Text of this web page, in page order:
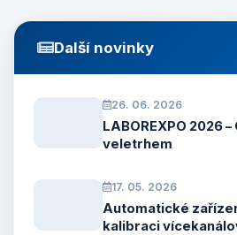
Další novinky
26. 06. 2026
LABOREXPO 2026
veletrhem
17. 05. 2026
Automatické
kalibraci